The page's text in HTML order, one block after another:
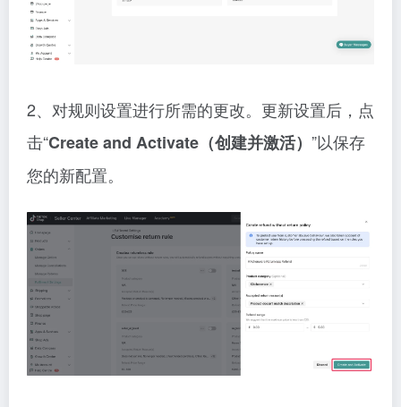
2、对规则设置进行所需的更改。更新设置后，点
击“Create and Activate（创建并激活） ”以保存
您的新配置。